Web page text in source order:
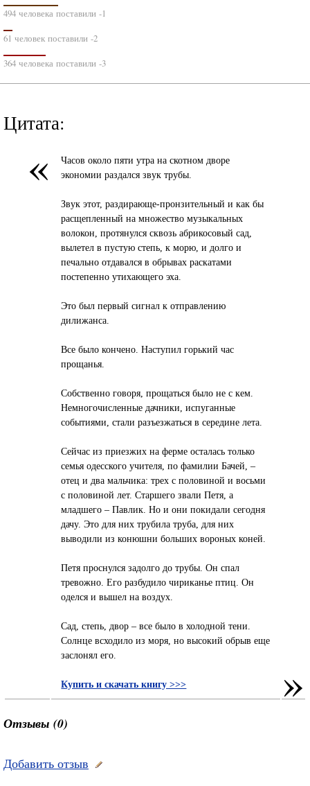
494 человека поставили -1
61 человек поставили -2
364 человека поставили -3
Цитата:
«
Часов около пяти утра на скотном дворе
экономии раздался звук трубы.
Звук этот, раздирающе-пронзительный и как бы
расщепленный на множество музыкальных
волокон, протянулся сквозь абрикосовый сад,
вылетел в пустую степь, к морю, и долго и
печально отдавался в обрывах раскатами
постепенно утихающего эха.
Это был первый сигнал к отправлению
дилижанса.
Все было кончено. Наступил горький час
прощанья.
Собственно говоря, прощаться было не с кем.
Немногочисленные дачники, испуганные
событиями, стали разъезжаться в середине лета.
Сейчас из приезжих на ферме осталась только
семья одесского учителя, по фамилии Бачей, –
отец и два мальчика: трех с половиной и восьми
с половиной лет. Старшего звали Петя, а
младшего – Павлик. Но и они покидали сегодня
дачу. Это для них трубила труба, для них
выводили из конюшни больших вороных коней.
Петя проснулся задолго до трубы. Он спал
тревожно. Его разбудило чириканье птиц. Он
оделся и вышел на воздух.
Сад, степь, двор – все было в холодной тени.
Солнце всходило из моря, но высокий обрыв еще
заслонял его.
Купить и скачать книгу >>> »
Отзывы (0)
Добавить отзыв